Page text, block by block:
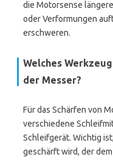
die Motorsense
oder Verformungen
erschweren.
Welches
der Messer?
Für das Schärfen von
verschiedene
Schleifgerät. Wichtig
geschärft wird, der